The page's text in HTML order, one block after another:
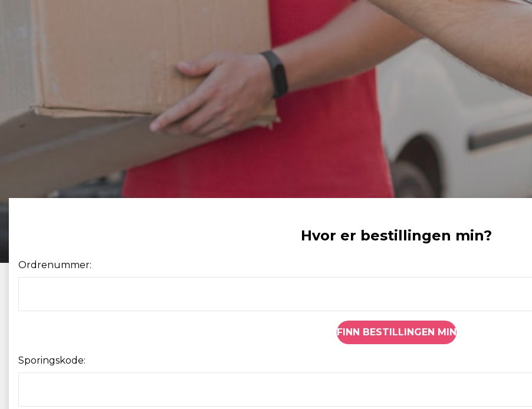
Hvor er bestillingen min?
Ordrenummer:
FINN BESTILLINGEN MIN
Sporingskode: